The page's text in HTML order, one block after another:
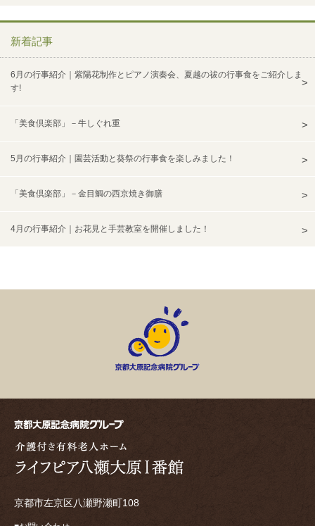
新着記事
6月の行事紹介｜紫陽花制作とピアノ演奏会、夏越の祓の行事食をご紹介しま
す!
「美食倶楽部」－牛しぐれ重
5月の行事紹介｜園芸活動と葵祭の行事食を楽しみました！
「美食倶楽部」－金目鯛の西京焼き御膳
4月の行事紹介｜お花見と手芸教室を開催しました！
京都市左京区八瀬野瀬町108